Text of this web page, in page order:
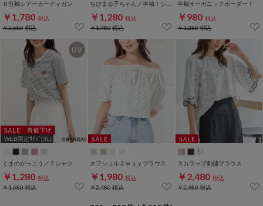
８分袖シアーカーディガン
￥1,780 税込
￥2,680税込
ちびまる子ちゃん／半袖Ｔシャツ
￥1,280 税込
￥1,780税込
半袖オーガニックボーダーＴ
￥980 税込
￥1,280税込
WEB限定ｻｲｽﾞ[3L]
くまのがっこう／Ｔシャツ
￥1,280 税込
￥1,680税込
オフショル２ｗａｙブラウス
￥1,980 税込
￥2,480税込
スカラップ刺繍ブラウス
￥2,480 税込
￥2,980税込